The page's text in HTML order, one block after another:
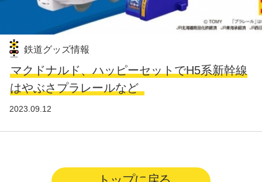
鉄道グッズ情報
マクドナルド、ハッピーセットでH5系新幹線
はやぶさプラレールなど
2023.09.12